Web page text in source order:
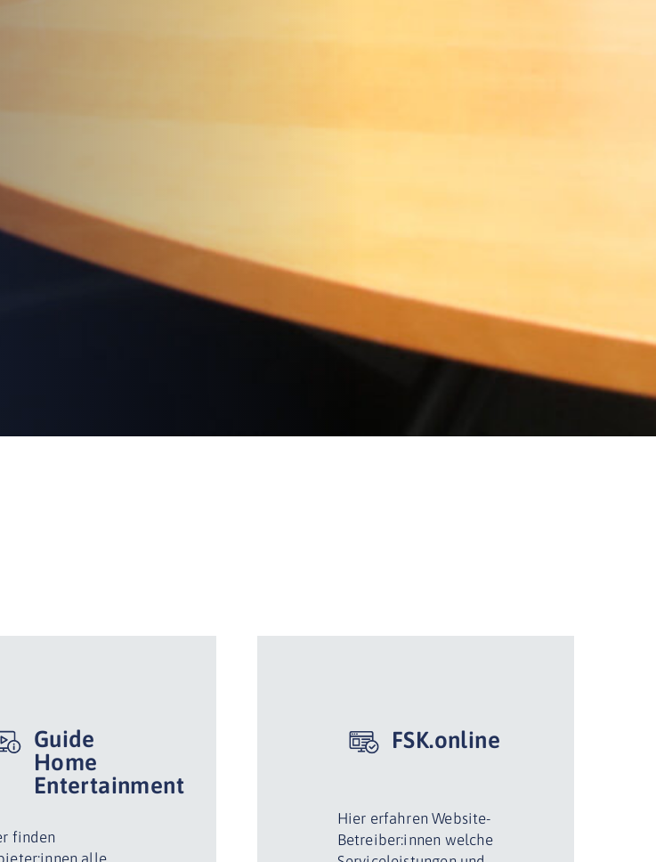
Guide
Home
Entertainment
finden
FSK.online
Hier erfahren Website-
Betreiber:innen welche